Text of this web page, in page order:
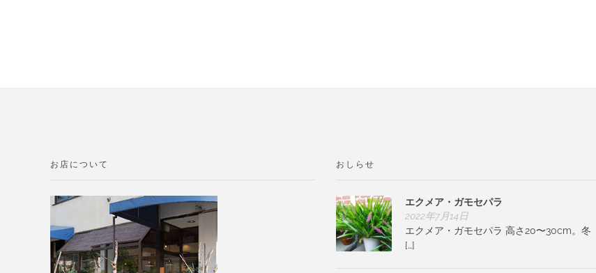
お店について おしらせ
エクメア・ガモセパラ
2022年7月14日
エクメア・ガモセパラ 高さ20〜30cm。冬
[…]